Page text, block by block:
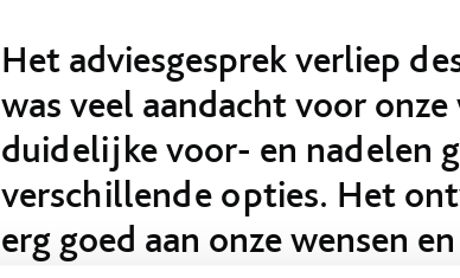
Het adviesgesprek verliep
was veel aandacht voor
duidelijke voor- en nadelen
verschillende opties. Het
erg goed aan onze wensen